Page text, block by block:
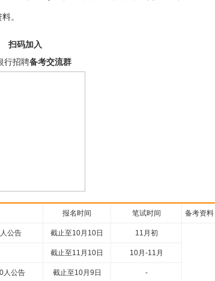
。
扫码加入
行招聘备考交流群
报名时间 笔试时间 备考资料
公告 截止至10月10日 11月初
截止至11月10日 10月-11月
人公告 截止至10月9日 -